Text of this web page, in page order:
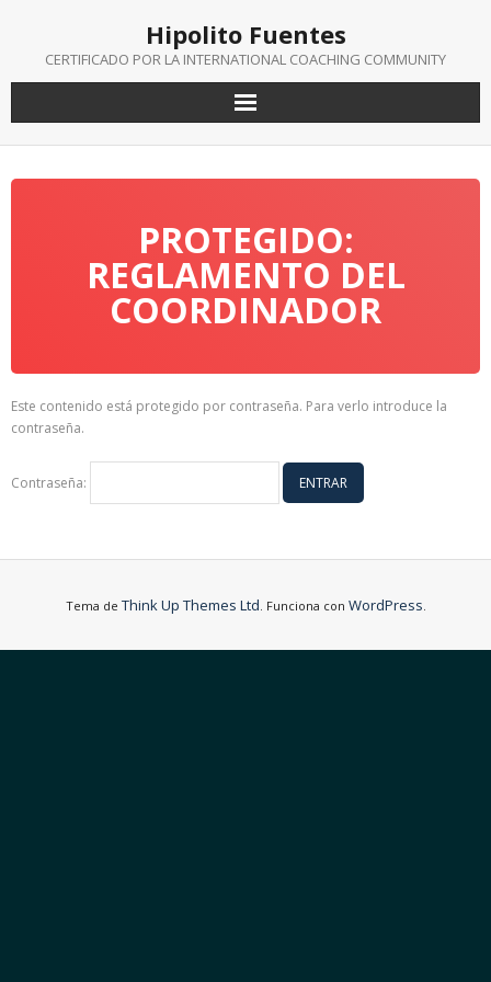
contenido
Hipolito Fuentes
CERTIFICADO POR LA INTERNATIONAL COACHING COMMUNITY
PROTEGIDO:
REGLAMENTO DEL
COORDINADOR
Este contenido está protegido por contraseña. Para verlo introduce la
contraseña.
Contraseña:
Tema de Think Up Themes Ltd. Funciona con WordPress.